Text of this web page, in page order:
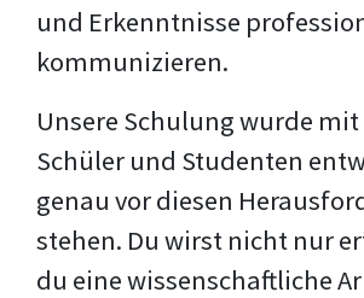
und Erkenntnisse
kommunizieren.
Unsere Schulung wurde
Schüler und Studenten
genau vor diesen
stehen. Du wirst nicht nur
du eine wissenschaftliche